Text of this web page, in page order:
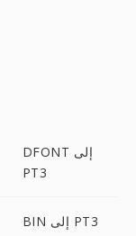
DFONT إلى
PT3
BIN إلى PT3